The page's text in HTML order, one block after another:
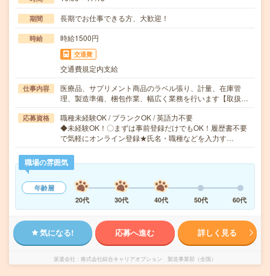
期間 長期でお仕事できる方、大歓迎！
時給 時給1500円
交通費
交通費規定内支給
仕事内容
医療品、サプリメント商品のラベル張り、計量、在庫管
理、製造準備、梱包作業、幅広く業務を行います【取扱…
応募資格
職種未経験OK / ブランクOK / 英語力不要
◆未経験OK！〇まずは事前登録だけでもOK！履歴書不要
で気軽にオンライン登録★氏名・職種などを入力す…
職場の雰囲気
年齢層
20代
30代 40代 50代 60代
気になる! 応募へ進む 詳しく見る
派遣会社 株式会社綜合キャリアオプション 製造事業部（全国）